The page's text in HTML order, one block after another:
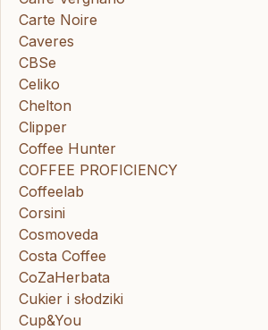
Carte Noire
Caveres
CBSe
Celiko
Chelton
Clipper
Coffee Hunter
COFFEE PROFICIENCY
Coffeelab
Corsini
Cosmoveda
Costa Coffee
CoZaHerbata
Cukier i słodziki
Cup&You